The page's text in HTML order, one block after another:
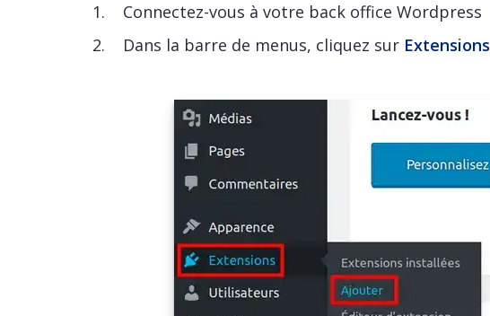
Connectez-vous à votre back office Wordpress
Dans la barre de menus, cliquez sur Extensions